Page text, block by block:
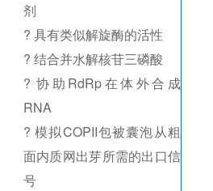
剂
? 具有类似解旋酶的活性
? 结合并水解核苷三磷酸
? 协助RdRp在体外合成
RNA
? 模拟COPII包被囊泡从粗
面内质网出芽所需的出口信
号